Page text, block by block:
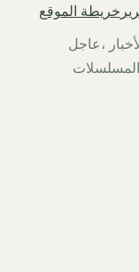
خريطة الموقع
،عاجل